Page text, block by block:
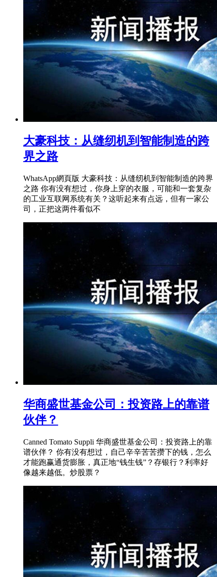
大豪科技：从缝纫机到智能制造的跨
界之路
WhatsApp網頁版 大豪科技：从缝纫机到智能制造的跨界
之路 你有没有想过，你身上穿的衣服，可能和一套复杂
的工业互联网系统有关？这听起来有点远，但有一家公
司，正把这两件看似不
华商盛世基金公司：投资路上的靠谱
伙伴？
Canned Tomato Suppli 华商盛世基金公司：投资路上的靠
谱伙伴？ 你有没有想过，自己辛辛苦苦攒下的钱，怎么
才能跑赢通货膨胀，真正地“钱生钱”？存银行？利率好
像越来越低。炒股票？